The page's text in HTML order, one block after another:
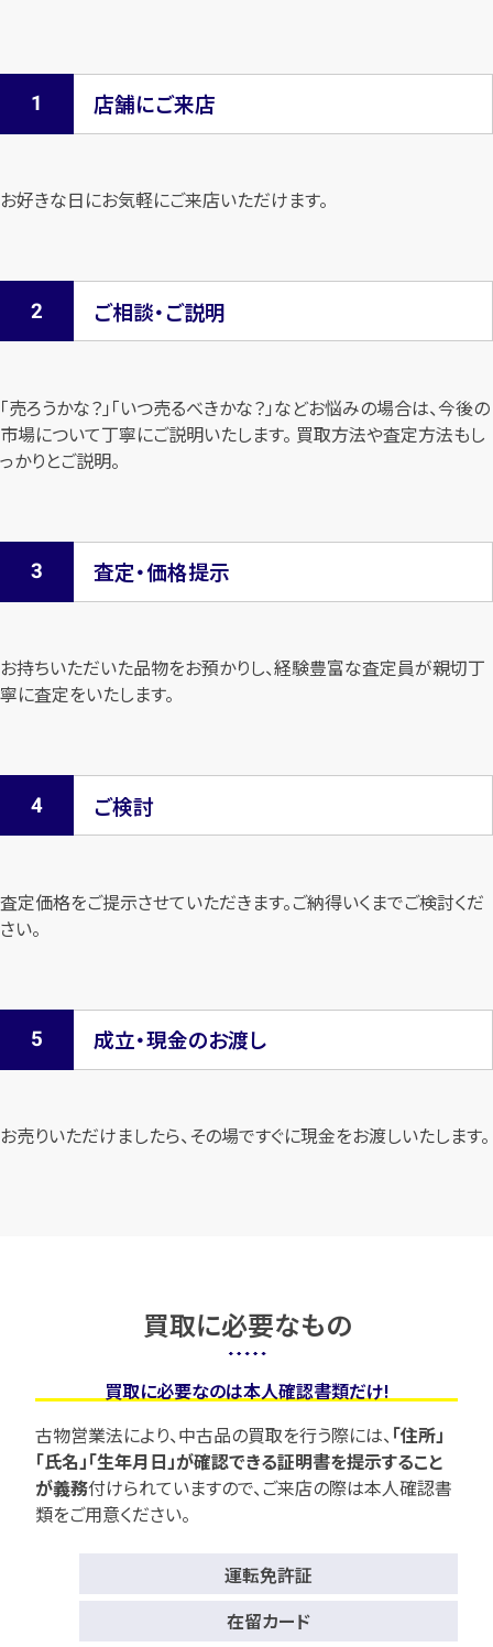
店舗にご来店
お好きな日にお気軽にご来店いただけます。
ご相談・ご説明
「売ろうかな？」「いつ売るべきかな？」などお悩みの場合は、今後の
市場について丁寧にご説明いたします。 買取方法や査定方法もし
っかりとご説明。
査定・価格提示
お持ちいただいた品物をお預かりし、経験豊富な査定員が親切丁
寧に査定をいたします。
ご検討
査定価格をご提示させていただきます。ご納得いくまでご検討くだ
さい。
成立・現金のお渡し
お売りいただけましたら、その場ですぐに現金をお渡しいたします。
買取に必要なもの
買取に必要なのは本人確認書類だけ!
古物営業法により、中古品の買取を行う際には、「住所」
「氏名」「生年月日」が確認できる証明書を提示すること
が義務付けられていますので、ご来店の際は本人確認書
類をご用意ください。
運転免許証
在留カード